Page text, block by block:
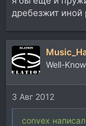
дребезжит иной
Well-
3 Авг 2012
convex